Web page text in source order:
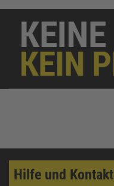
Hilfe und Kontakt